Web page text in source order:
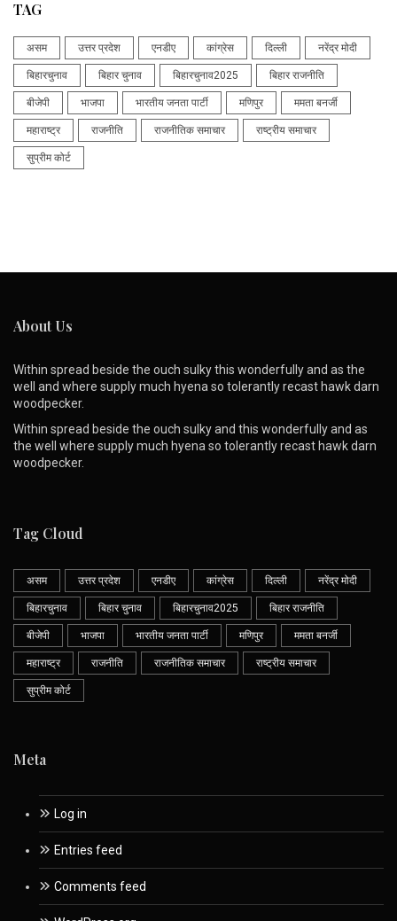
TAG
असम उत्तर प्रदेश एनडीए कांग्रेस दिल्ली नरेंद्र मोदी
बिहारचुनाव बिहार चुनाव बिहारचुनाव2025 बिहार राजनीति
बीजेपी भाजपा भारतीय जनता पार्टी मणिपुर ममता बनर्जी
महाराष्ट्र राजनीति राजनीतिक समाचार राष्ट्रीय समाचार
सुप्रीम कोर्ट
About Us
Within spread beside the ouch sulky this wonderfully and as the
well and where supply much hyena so tolerantly recast hawk darn
woodpecker.
Within spread beside the ouch sulky and this wonderfully and as
the well where supply much hyena so tolerantly recast hawk darn
woodpecker.
Tag Cloud
असम उत्तर प्रदेश एनडीए कांग्रेस दिल्ली नरेंद्र मोदी
बिहारचुनाव बिहार चुनाव बिहारचुनाव2025 बिहार राजनीति
बीजेपी भाजपा भारतीय जनता पार्टी मणिपुर ममता बनर्जी
महाराष्ट्र राजनीति राजनीतिक समाचार राष्ट्रीय समाचार
सुप्रीम कोर्ट
Meta
Log in
Entries feed
Comments feed